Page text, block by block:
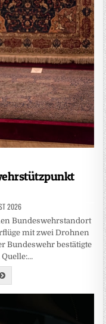
2026
Bundeswehrstandort
mit zwei Drohnen
Bundeswehr bestätigte